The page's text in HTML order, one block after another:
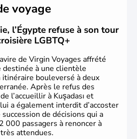
1299 les fondations de l'Empire
rattaché l'Anatolie et la Thrace
turc, la République est proclamée
Ankara remplace alors Istanbul au
voyage
l’Égypte refuse à son tour
LGBTQ+
de Virgin Voyages affrété
destinée à une clientèle
itinéraire bouleversé à deux
Après le refus des
l’accueillir à Kuşadası et
a également interdit d’accoster
de décisions qui a
000 passagers à renoncer à
attendues.